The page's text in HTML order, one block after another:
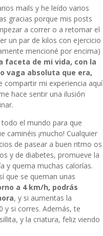
mails y he leído varios
gracias porque mis posts
a correr o a retomar el
un par de kilos con ejercicio
mencioné por encima)
faceta de mi vida, con la
vaga absoluta que era,
compartir mi experiencia aquí
hace sentir una ilusión
el mundo para que
caminéis ¡mucho! Cualquier
de pasear a buen ritmo os
y de diabetes, promueve la
y quema muchas calorías.
que se queman unas
a 4 km/h, podrás
, y si aumentas la
y si corres. Además, te
y la criatura, feliz viendo